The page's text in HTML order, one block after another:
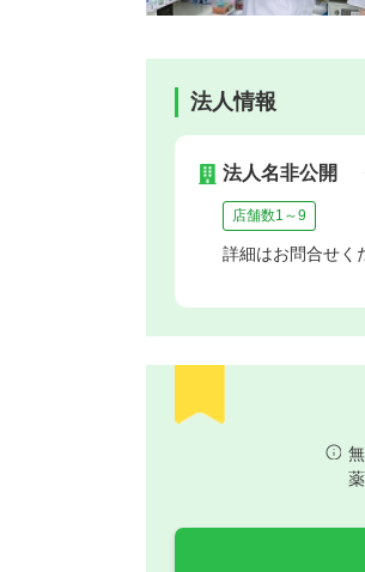
法人情報
法人名非公開
店舗数1～9
詳細はお問合せく